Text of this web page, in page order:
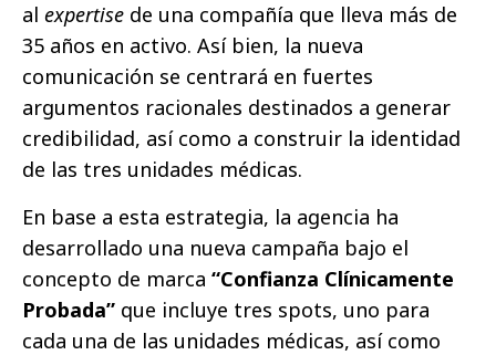
al expertise de una compañía que lleva más de
35 años en activo. Así bien, la nueva
comunicación se centrará en fuertes
argumentos racionales destinados a generar
credibilidad, así como a construir la identidad
de las tres unidades médicas.
En base a esta estrategia, la agencia ha
desarrollado una nueva campaña bajo el
concepto de marca “Confianza Clínicamente
Probada” que incluye tres spots, uno para
cada una de las unidades médicas, así como